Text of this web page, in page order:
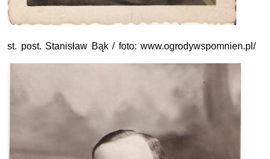
st. post. Stanisław Bąk / foto: www.ogrodywspomnien.pl/